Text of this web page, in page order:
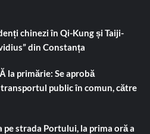
chinezi în Qi-Kung și Taiji-
din Constanța
la primărie: Se aprobă
public în comun, către
strada Portului, la prima oră a